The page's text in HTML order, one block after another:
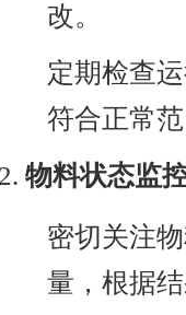
改。
定期检查
符合正常
物料状态监
密切关注
量，根据